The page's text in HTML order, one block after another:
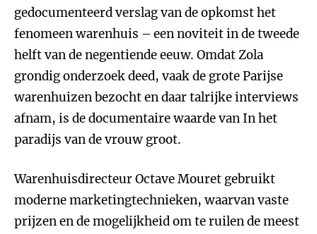
gedocumenteerd verslag van de opkomst het
fenomeen warenhuis – een noviteit in de tweede
helft van de negentiende eeuw. Omdat Zola
grondig onderzoek deed, vaak de grote Parijse
warenhuizen bezocht en daar talrijke interviews
afnam, is de documentaire waarde van In het
paradijs van de vrouw groot.
Warenhuisdirecteur Octave Mouret gebruikt
moderne marketingtechnieken, waarvan vaste
prijzen en de mogelijkheid om te ruilen de meest